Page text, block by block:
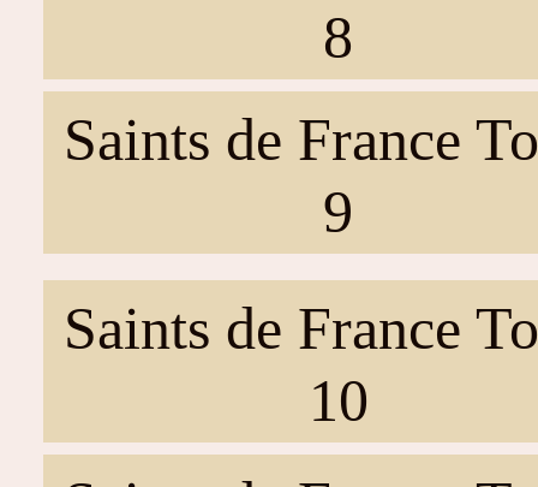
8
Saints de France
9
Saints de France
10